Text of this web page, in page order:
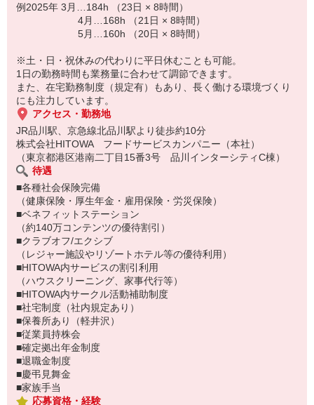
例2025年 3月…184h （23日 × 8時間）
4月…168h （21日 × 8時間）
5月…160h （20日 × 8時間）
※土・日・祝休みの代わりに平日休むことも可能。
1日の勤務時間も業務量に合わせて調節できます。
また、在宅勤務制度（規定有）もあり、長く働ける環境づくり
にも注力しています。
アクセス・勤務地
JR品川駅、京急線北品川駅より徒歩約10分
株式会社HITOWA フードサービスカンパニー（本社）
（東京都港区港南二丁目15番3号 品川インターシティC棟）
待遇
■各種社会保険完備
（健康保険・厚生年金・雇用保険・労災保険）
■ベネフィットステーション
（約140万コンテンツの優待割引）
■クラブオフ/エクシブ
（レジャー施設やリゾートホテル等の優待利用）
■HITOWA内サービスの割引利用
（ハウスクリーニング、家事代行等）
■HITOWA内サークル活動補助制度
■社宅制度（社内規定あり）
■保養所あり（軽井沢）
■従業員持株会
■確定拠出年金制度
■退職金制度
■慶弔見舞金
■家族手当
応募資格・経験